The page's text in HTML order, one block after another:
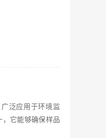
泛应用于环境监
它能够确保样品